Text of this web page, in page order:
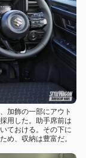
加飾の一部にアウト
用した。助手席前は
ておける。その下に
め、収納は豊富だ。